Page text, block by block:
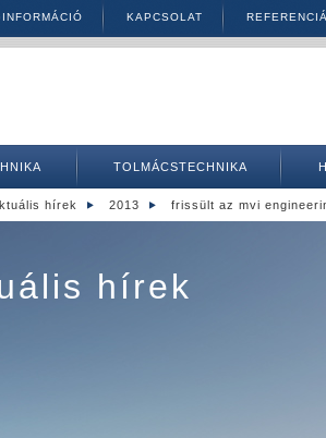
KAPCSOLAT
TOLMÁCSTECHNIKA
hírek 2013 frissült az mvi
hírek